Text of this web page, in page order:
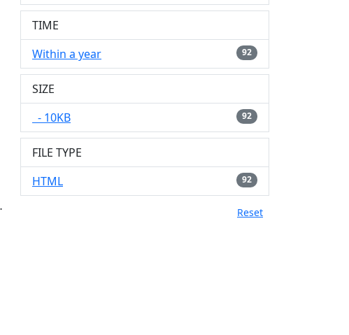
TIME
Within a year
92
SIZE
- 10KB
92
FILE TYPE
HTML
92
Reset